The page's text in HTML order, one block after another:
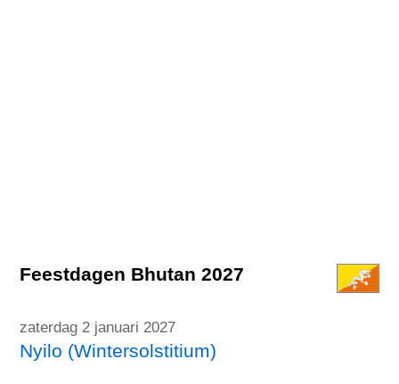
Feestdagen Bhutan 2027
zaterdag 2 januari 2027
Nyilo (Wintersolstitium)